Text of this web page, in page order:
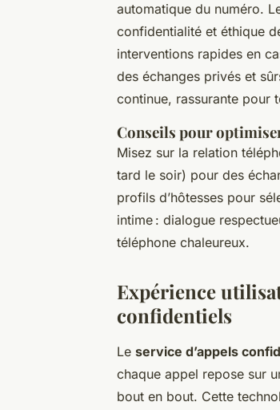
automatique du numéro.
confidentialité et éthique
interventions rapides en
des échanges privés et
continue, rassurante pour
Conseils pour
Misez sur la relation
tard le soir) pour des
profils d’hôtesses pour
intime : dialogue
téléphone chaleureux.
Expérience
confidentiels
Le service d’appels
chaque appel repose sur
bout en bout. Cette